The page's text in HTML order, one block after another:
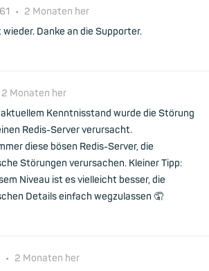
• 2 Monaten her
wieder. Danke an die Supporter.
2 Monaten her
aktuellem Kenntnisstand wurde die Störung
Redis-Server verursacht.
diese bösen Redis-Server, die
Störungen verursachen. Kleiner Tipp:
Niveau ist es vielleicht besser, die
Details einfach wegzulassen 🤦
• 2 Monaten her